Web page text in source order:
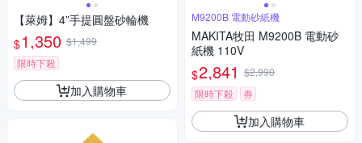
【萊姆】4”手提圓盤砂輪機
$1,350 $1,499
限時下殺
加入購物車
M9200B 電動砂紙機
MAKITA牧田 M9200B 電動砂
紙機 110V
$2,841 $2,990
限時下殺
券
加入購物車